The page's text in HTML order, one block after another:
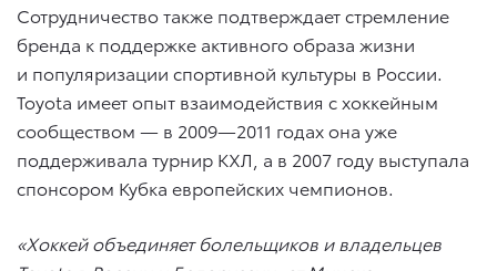
Сотрудничество также подтверждает стремление
бренда к поддержке активного образа жизни
и популяризации спортивной культуры в России.
Toyota имеет опыт взаимодействия с хоккейным
сообществом — в 2009—2011 годах она уже
поддерживала турнир КХЛ, а в 2007 году выступала
спонсором Кубка европейских чемпионов.
«Хоккей объединяет болельщиков и владельцев